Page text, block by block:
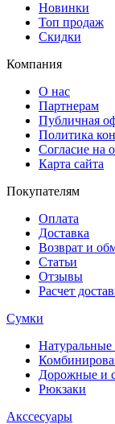
Новинки
Топ продаж
Скидки
Компания
О нас
Партнерам
Публичная
Политика
Согласие на
Карта сайта
Покупателям
Оплата
Доставка
Возврат и
Статьи
Отзывы
Расчет
Сумки
Дорожные и
Рюкзаки
Акссесуары